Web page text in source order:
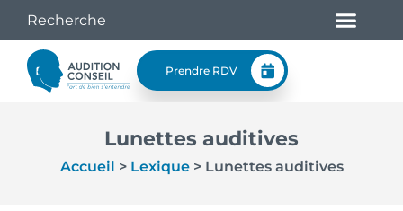
Prendre RDV
Lunettes auditives
Accueil > Lexique> Lunettes auditives